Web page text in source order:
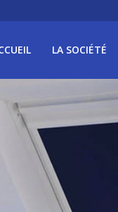
LA SOCIÉTÉ